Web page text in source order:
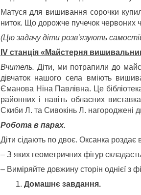
Матуся для вишивання сорочки
ниток. Що дорожче пучечок червоних
(Цю задачу діти розв’язують
IV станція «Майстерня
Вчитель. Діти, ми потрапили до
дівчаток нашого села вміють
Єманова Ніна Павлівна. Це
районних і навіть обласних
Скиби Л. та Сивокінь Л. нагороджені
Робота в парах.
Діти сідають по двоє. Оксанка роздає
– З яких геометричних фігур
– Виміряйте довжину сторін однієї з
Домашнє завдання.